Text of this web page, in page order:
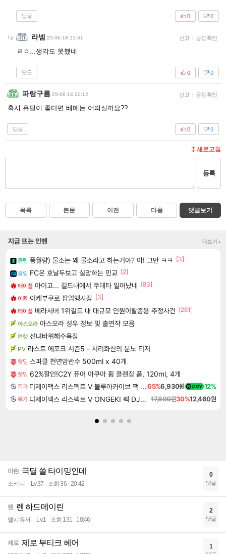
답글 0
0
라넴 25-06-18 11:51 신고 | 공감 확인
ㄹㅇ...생각도 못했네
답글 0
0
파랑구름 25-06-14 20:12 신고 | 공감 확인
혹시 유틸이 좋다면 배메는 어떠실까요??
답글 0
0
새로고침
등록
목록 본문 이전 다음 댓글보기
지금 뜨는 인벤 더보기+
클립 풍월량) 물소는 왜 물소라고 하는거야? 아! 그만 ㅋㅋ
[3]
클립 FC온 호날두보고 실망하는 민교 [2]
메이플 아이고... 길드내에서 쿠데타 일어났네 [83]
이환 이케부쿠로 팝업행사장 [3]
메이플 베라서버 1위길드 내 대규모 인원이탈종용 추정사건 [261]
아스오라 아스오라 성우 정보 및 출연작 모음
여행 선녀바위해수욕장
PV 라스트 에포크 시즌5 - 서리화신의 분노 티저
핫딜 스파클 천연암반수 500ml x 40개
핫딜 62%할인!C2Y 퓨어 아쿠아 휩 클렌징 폼, 120ml, 4개
특가 디제이맥스 리스펙트 V 블루아카이브 팩 DJMAX RESPECT V Blue Archive Pack DLC65%6,930원 12%
특가 디제이맥스 리스펙트 V ONGEKI 팩 DJMAX RESPECT V ONGEKI Pack DLC 17,800원30%12,460원
아란 극딜 쓸 타이밍인데
소리니 Lv.37 조회 36 20:42
0
댓글
렌 렌 하드메이린
엘시유저 Lv.1 조회 131 18:46
2
댓글
제로 제로 부티크 헤어 1